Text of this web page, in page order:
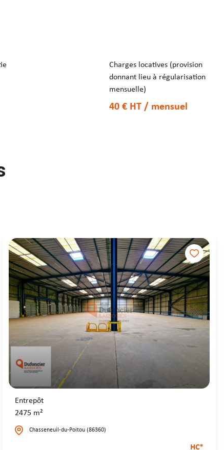
Charges locatives (provision
donnant lieu à régularisation
mensuelle)
40 € HT / mensuel
Entrepôt
2475 m²
Chasseneuil-du-Poitou (86360)
HC*